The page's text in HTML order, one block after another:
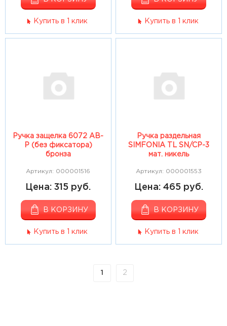
Купить в 1 клик Купить в 1 клик
Ручка защелка 6072 АВ-
Р (без фиксатора)
бронза
Артикул: 000001516
Цена: 315 руб.
В КОРЗИНУ
Купить в 1 клик
Ручка раздельная
SIMFONIA TL SN/CP-3
мат. никель
Артикул: 000001553
Цена: 465 руб.
В КОРЗИНУ
Купить в 1 клик
1 2